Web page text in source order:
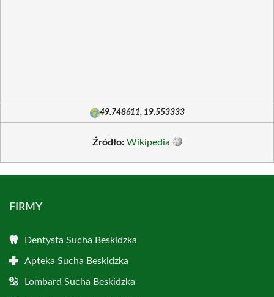
49.748611, 19.553333
Źródło: Wikipedia
FIRMY
Dentysta Sucha Beskidzka
Apteka Sucha Beskidzka
Lombard Sucha Beskidzka